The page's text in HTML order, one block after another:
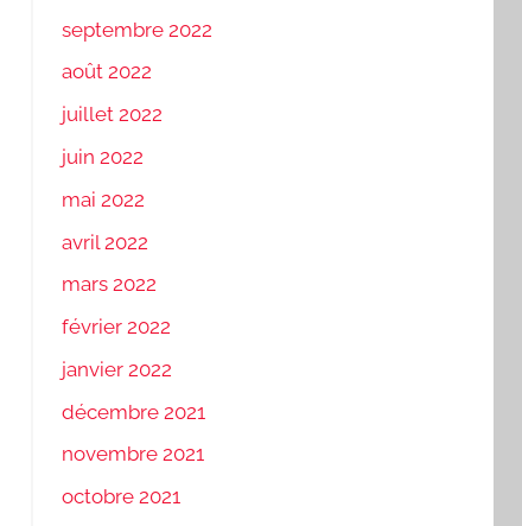
septembre 2022
août 2022
juillet 2022
juin 2022
mai 2022
avril 2022
mars 2022
février 2022
janvier 2022
décembre 2021
novembre 2021
octobre 2021